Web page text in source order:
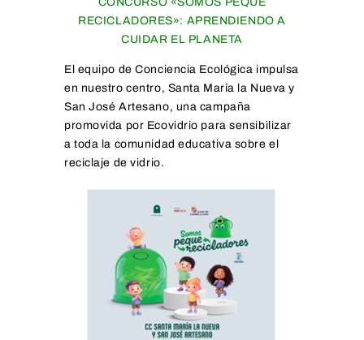
RECICLADORES»: APRENDIENDO A
CUIDAR EL PLANETA
El equipo de Conciencia Ecológica impulsa
en nuestro centro, Santa María la Nueva y
San José Artesano, una campaña
promovida por Ecovidrio para sensibilizar
a toda la comunidad educativa sobre el
reciclaje de vidrio.